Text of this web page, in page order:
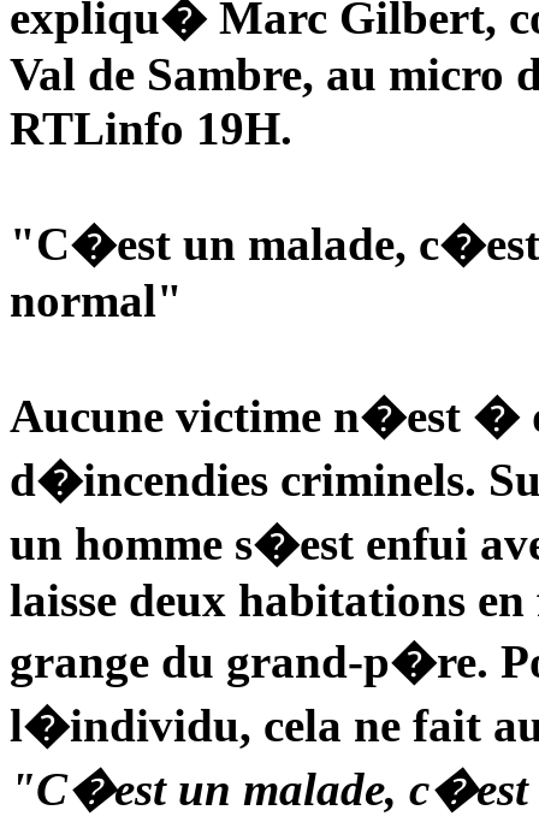
expliqu� Marc Gilbert,
Val de Sambre, au micro
RTLinfo 19H.
"C�est un malade,
normal"
Aucune victime n�est
d�incendies criminels.
un homme s�est enfui
laisse deux habitations
grange du grand-p�re.
l�individu, cela ne fait
"C�est un malade,